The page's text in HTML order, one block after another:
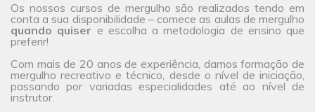
Os nossos cursos de mergulho são realizados tendo em
conta a sua disponibilidade – comece as aulas de mergulho
quando quiser e escolha a metodologia de ensino que
preferir!
Com mais de 20 anos de experiência, damos formação de
mergulho recreativo e técnico, desde o nível de iniciação,
passando por variadas especialidades até ao nível de
instrutor.